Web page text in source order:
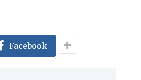
Facebook